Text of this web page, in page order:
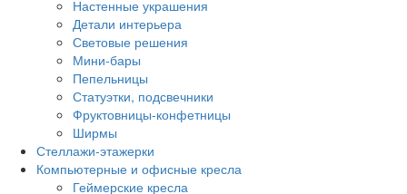
Настенные украшения
Детали интерьера
Световые решения
Мини-бары
Пепельницы
Статуэтки, подсвечники
Фруктовницы-конфетницы
Ширмы
Стеллажи-этажерки
Компьютерные и офисные кресла
Геймерские кресла